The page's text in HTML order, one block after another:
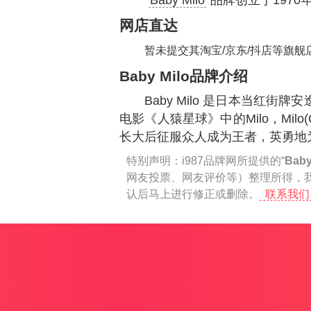
网店直达
暂未提交其淘宝/京东/抖店等旗舰
Baby Milo品牌介绍
Baby Milo 是日本当红街牌安
电影《人猿星球》中的Milo，
长大后征服众人成为王者，英勇
特别声明： i987品牌网所提供的“
网友投票、网友评价等）整理所得
认后马上进行修正或删除。
联系我们